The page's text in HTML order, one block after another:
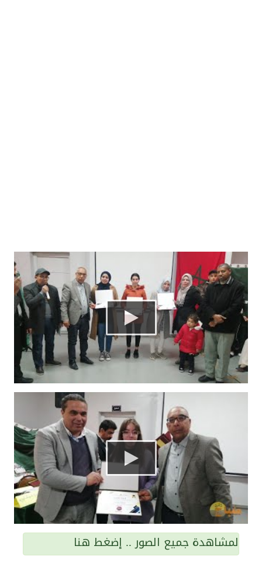
لمشاهدة جميع الصور .. إضغط هنا